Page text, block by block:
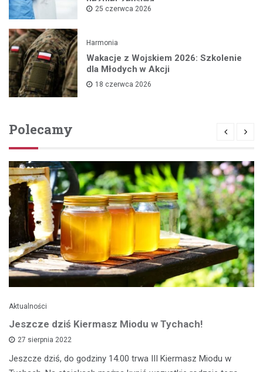
25 czerwca 2026
Harmonia
Wakacje z Wojskiem 2026: Szkolenie
dla Młodych w Akcji
18 czerwca 2026
Polecamy
Aktualności
Jeszcze dziś Kiermasz Miodu w Tychach!
27 sierpnia 2022
Jeszcze dziś, do godziny 14.00 trwa III Kiermasz Miodu w